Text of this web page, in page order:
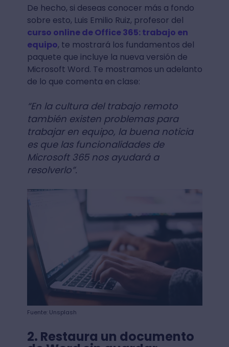
De hecho, si deseas conocer más a fondo
sobre esto, Luis Emilio Ruiz, profesor del
curso online de Office 365: trabajo en
equipo, te mostrará los fundamentos del
paquete que incluye la nueva versión de
Microsoft Word. Te mostramos un adelanto
de lo que comenta en clase:
“En la cultura del trabajo remoto
también existen problemas para
trabajar en equipo, la buena noticia
es que las funcionalidades de
Microsoft 365 nos ayudará a
resolverlo”.
Fuente: Unsplash
2. Restaura un documento